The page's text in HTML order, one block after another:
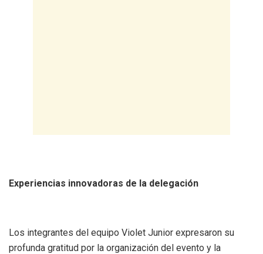
Experiencias innovadoras de la delegación
Los integrantes del equipo Violet Junior expresaron su
profunda gratitud por la organización del evento y la